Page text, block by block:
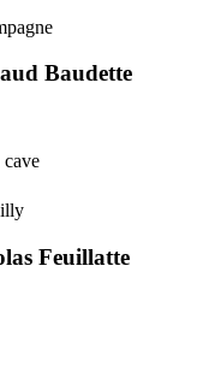
Baudette
Feuillatte